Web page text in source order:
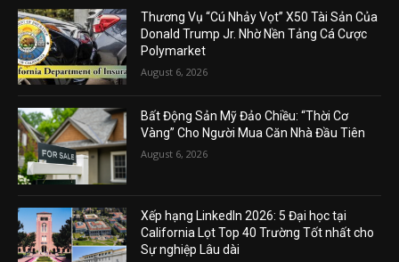
Thương Vụ “Cú Nhảy Vọt” X50 Tài Sản Của
Donald Trump Jr. Nhờ Nền Tảng Cá Cược
Polymarket
August 6, 2026
Bất Động Sản Mỹ Đảo Chiều: “Thời Cơ
Vàng” Cho Người Mua Căn Nhà Đầu Tiên
August 6, 2026
Xếp hạng LinkedIn 2026: 5 Đại học tại
California Lọt Top 40 Trường Tốt nhất cho
Sự nghiệp Lâu dài